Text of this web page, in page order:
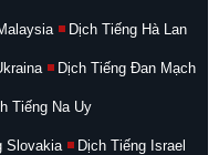
Dịch Tiếng Hà Lan
Dịch Tiếng Đan Mạch
Tiếng Na Uy
Slovakia Dịch Tiếng Israel